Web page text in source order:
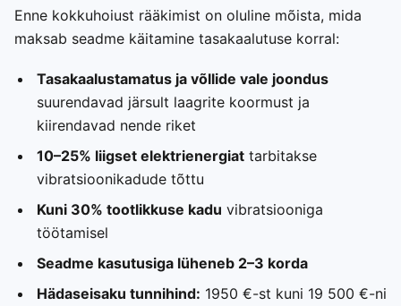
Enne kokkuhoiust rääkimist on oluline mõista, mida
maksab seadme käitamine tasakaalutuse korral:
Tasakaalustamatus ja võllide vale joondus
suurendavad järsult laagrite koormust ja
kiirendavad nende riket
10–25% liigset elektrienergiattarbitakse
vibratsioonikadude tõttu
Kuni 30% tootlikkuse kadu vibratsiooniga
töötamisel
Seadme kasutusiga lüheneb 2–3 korda
Hädaseisaku tunnihind: 1950 €-st kuni 19 500 €-ni